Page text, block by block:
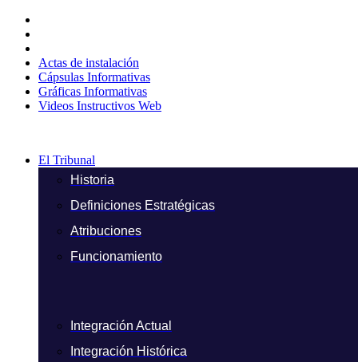
contenido
Actas de instalación
Cápsulas Informativas
Gráficas Informativas
Videos Instructivos Web
El Tribunal
Historia
Definiciones Estratégicas
Atribuciones
Funcionamiento
Integración Actual
Integración Histórica